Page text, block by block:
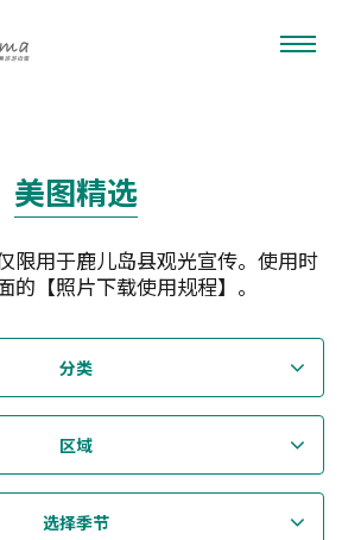
美图精选
限用于鹿儿岛县观光宣传。使用时
的【照片下载使用规程】。
分类
区域
选择季节